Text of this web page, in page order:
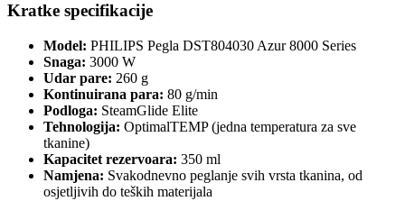
Kratke specifikacije
Model: PHILIPS Pegla DST804030 Azur 8000 Series
Snaga: 3000 W
Udar pare: 260 g
Kontinuirana para: 80 g/min
Podloga: SteamGlide Elite
Tehnologija: OptimalTEMP (jedna temperatura za sve
tkanine)
Kapacitet rezervoara: 350 ml
Namjena: Svakodnevno peglanje svih vrsta tkanina, od
osjetljivih do teških materijala